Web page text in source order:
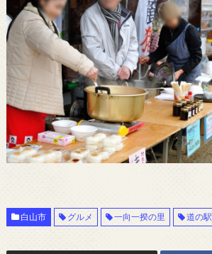
白山市 グルメ 一向一揆の里 道の駅